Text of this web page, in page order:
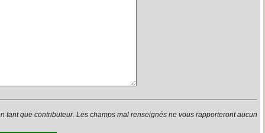
que contributeur. Les champs mal renseignés ne vous rapporteront aucun